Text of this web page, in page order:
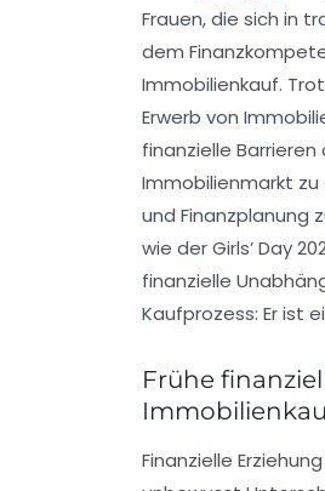
Frauen, die sich in
dem
Immobilienkauf.
Erwerb von
finanzielle
Immobilienmarkt
und Finanzplanung
wie der Girls’ Day
finanzielle
Kaufprozess: Er ist
Frühe
Finanzielle